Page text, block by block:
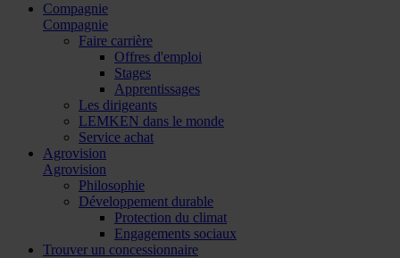
Compagnie
Compagnie
Faire carrière
Offres d'emploi
Stages
Apprentissages
Les dirigeants
LEMKEN dans le monde
Service achat
Agrovision
Agrovision
Philosophie
Développement durable
Protection du climat
Engagements sociaux
Trouver un concessionnaire